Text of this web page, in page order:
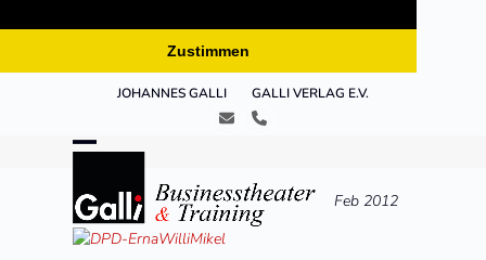
Zustimmen
JOHANNES GALLI GALLI VERLAG E.V.
E- Telefon
mobile
menu
mobile
menu
Feb 2012